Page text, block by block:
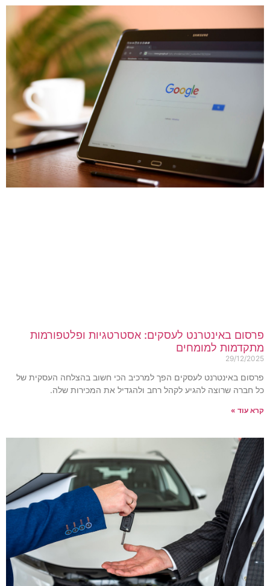
באינטרנט לעסקים: אסטרטגיות ופלטפורמות
למומחים
29/12/
באינטרנט לעסקים הפך למרכיב הכי חשוב בהצלחה העסקית של
חברה שרוצה להגיע לקהל רחב ולהגדיל את המכירות שלה.
עוד »